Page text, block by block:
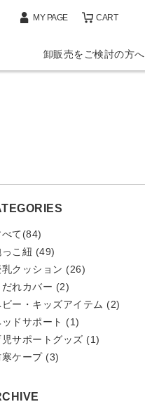
MY PAGE CART
卸販売をご検討の方へ
べて(84)
っこ紐 (49)
乳クッション (26)
だれカバー (2)
ー・キッズアイテム (2)
ッドサポート (1)
児サポートグッズ (1)
寒ケープ (3)